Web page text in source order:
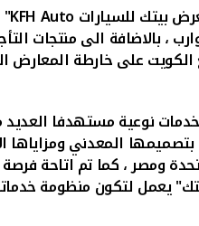
بيتك للسيارات KFH Auto
، بالاضافة الى
على خارطة المعارض
نوعية مستهدفا العديد
بتصميمها المعدني
ومصر ، كما تم اتاحة
يعمل لتكون منظومة